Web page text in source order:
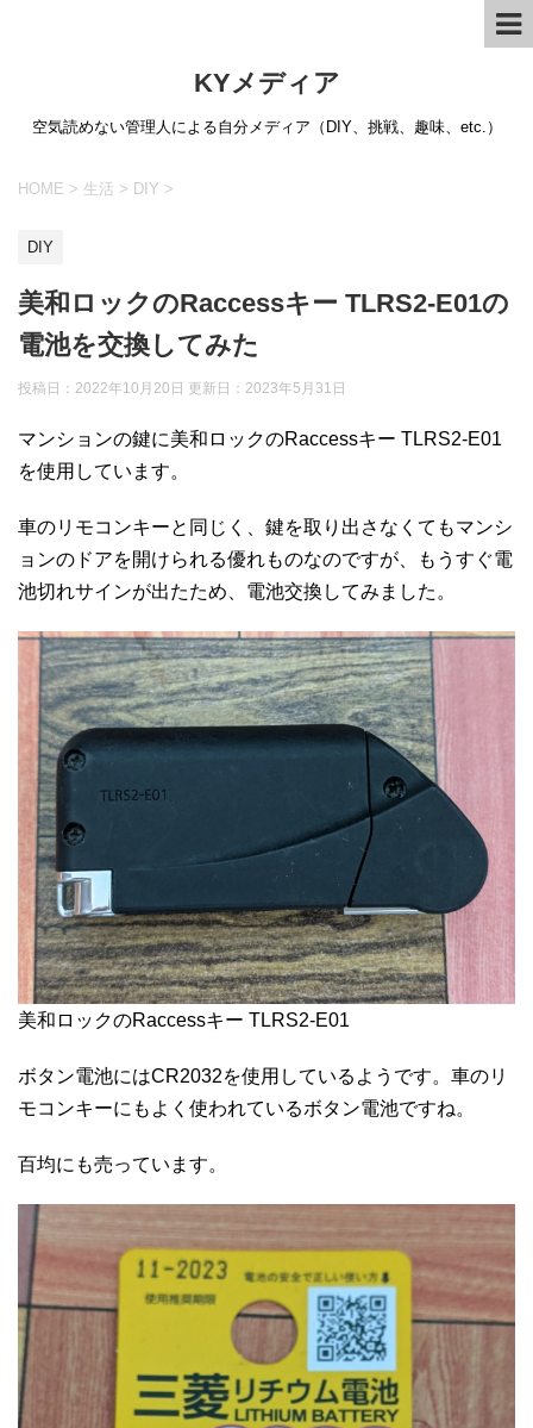
KYメディア
空気読めない管理人による自分メディア（DIY、挑戦、趣味、etc.）
HOME > 生活 > DIY >
DIY
美和ロックのRaccessキー TLRS2-E01の
電池を交換してみた
投稿日：2022年10月20日 更新日： 2023年5月31日
マンションの鍵に美和ロックのRaccessキー TLRS2-E01
を使用しています。
車のリモコンキーと同じく、鍵を取り出さなくてもマンシ
ョンのドアを開けられる優れものなのですが、もうすぐ電
池切れサインが出たため、電池交換してみました。
美和ロックのRaccessキー TLRS2-E01
ボタン電池にはCR2032を使用しているようです。車のリ
モコンキーにもよく使われているボタン電池ですね。
百均にも売っています。